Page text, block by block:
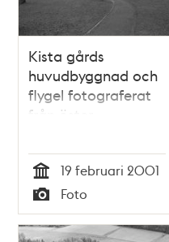
Kista gårds
huvudbyggnad och
flygel fotograferat
från öster
Tid
19 februari 2001
Typ
Foto